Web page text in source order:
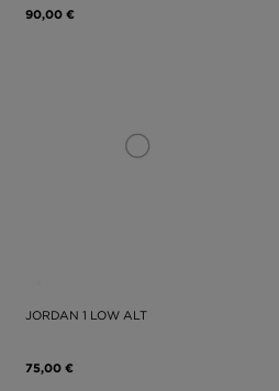
90,00 €
JORDAN 1 LOW ALT
75,00 €